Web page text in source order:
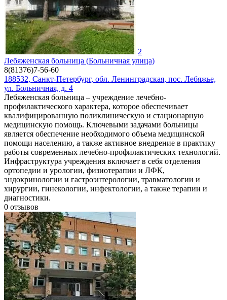
2
Лебяженская больница (Больничная улица)
8(81376)7-56-60
188532, Санкт-Петербург, обл. Ленинградская, пос. Лебяжье,
ул. Больничная, д. 4
Лебяженская больница – учреждение лечебно-
профилактического характера, которое обеспечивает
квалифицированную поликлиническую и стационарную
медицинскую помощь. Ключевыми задачами больницы
является обеспечение необходимого объема медицинской
помощи населению, а также активное внедрение в практику
работы современных лечебно-профилактических технологий.
Инфраструктура учреждения включает в себя отделения
ортопедии и урологии, физиотерапии и ЛФК,
эндокринологии и гастроэнтерологии, травматологии и
хирургии, гинекологии, инфектологии, а также терапии и
диагностики.
0 отзывов